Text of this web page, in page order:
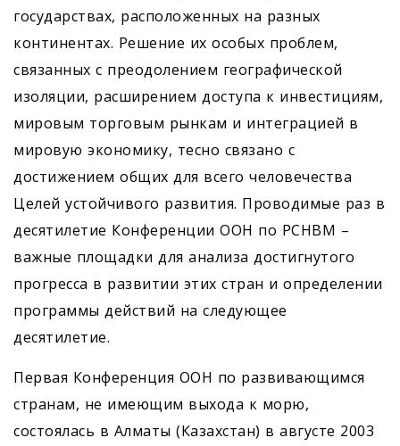
государствах, расположенных на разных
континентах. Решение их особых проблем,
связанных с преодолением географической
изоляции, расширением доступа к инвестициям,
мировым торговым рынкам и интеграцией в
мировую экономику, тесно связано с
достижением общих для всего человечества
Целей устойчивого развития. Проводимые раз в
десятилетие Конференции ООН по РСНВМ –
важные площадки для анализа достигнутого
прогресса в развитии этих стран и определении
программы действий на следующее
десятилетие.
Первая Конференция ООН по развивающимся
странам, не имеющим выхода к морю,
состоялась в Алматы (Казахстан) в августе 2003